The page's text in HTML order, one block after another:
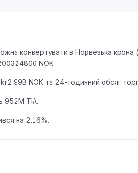
конвертувати в Норвезька крона
NOK.
kr2.99B NOK та 24-годинний обсяг
952M TIA.
на 2.16%.